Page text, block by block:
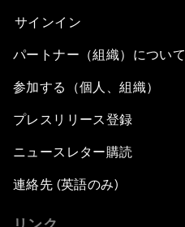
サインイン
パートナー（組織）について
参加する（個人、組織）
プレスリリース登録
ニュースレター購読
連絡先 (英語のみ)